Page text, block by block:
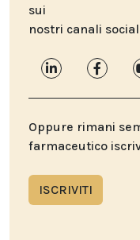
sui
nostri canali
Oppure rimani
farmaceutico
ISCRIVITI